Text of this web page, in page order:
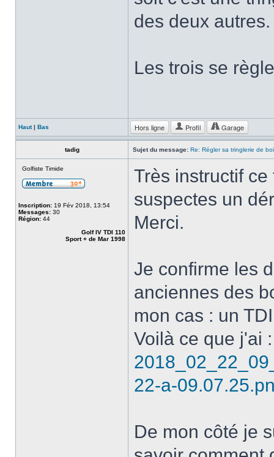
des deux autres.
Les trois se
Haut| Bas Hors ligne Profil Garage
tadig Sujet du message: Re: Régler sa tringlerie de
Golfiste Timide
Inscription: 19 Fév 2018, 13:54
Messages: 30
Région: 44
Golf IV TDI 110
Sport + de Mar 1998
Très instructif
suspectes un
Merci.
Je confirme les
anciennes des
mon cas : un
Voilà ce que j'ai :
22-a-
De mon côté je